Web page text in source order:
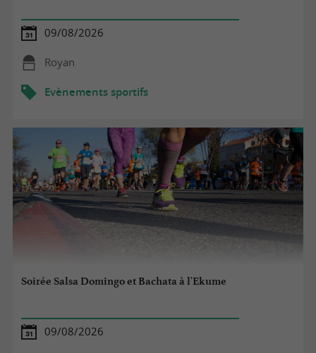
09/08/2026
Royan
Evènements sportifs
Soirée Salsa Domingo et Bachata à l'Ekume
09/08/2026